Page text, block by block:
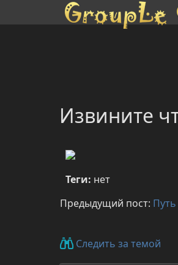
Извините
Теги: нет
Предыдущий пост: Путь
Следить за темой
Имя пользователя или произведение